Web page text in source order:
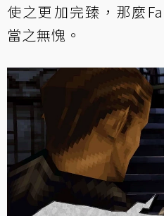
使之更加完臻，那麼
當之無愧。